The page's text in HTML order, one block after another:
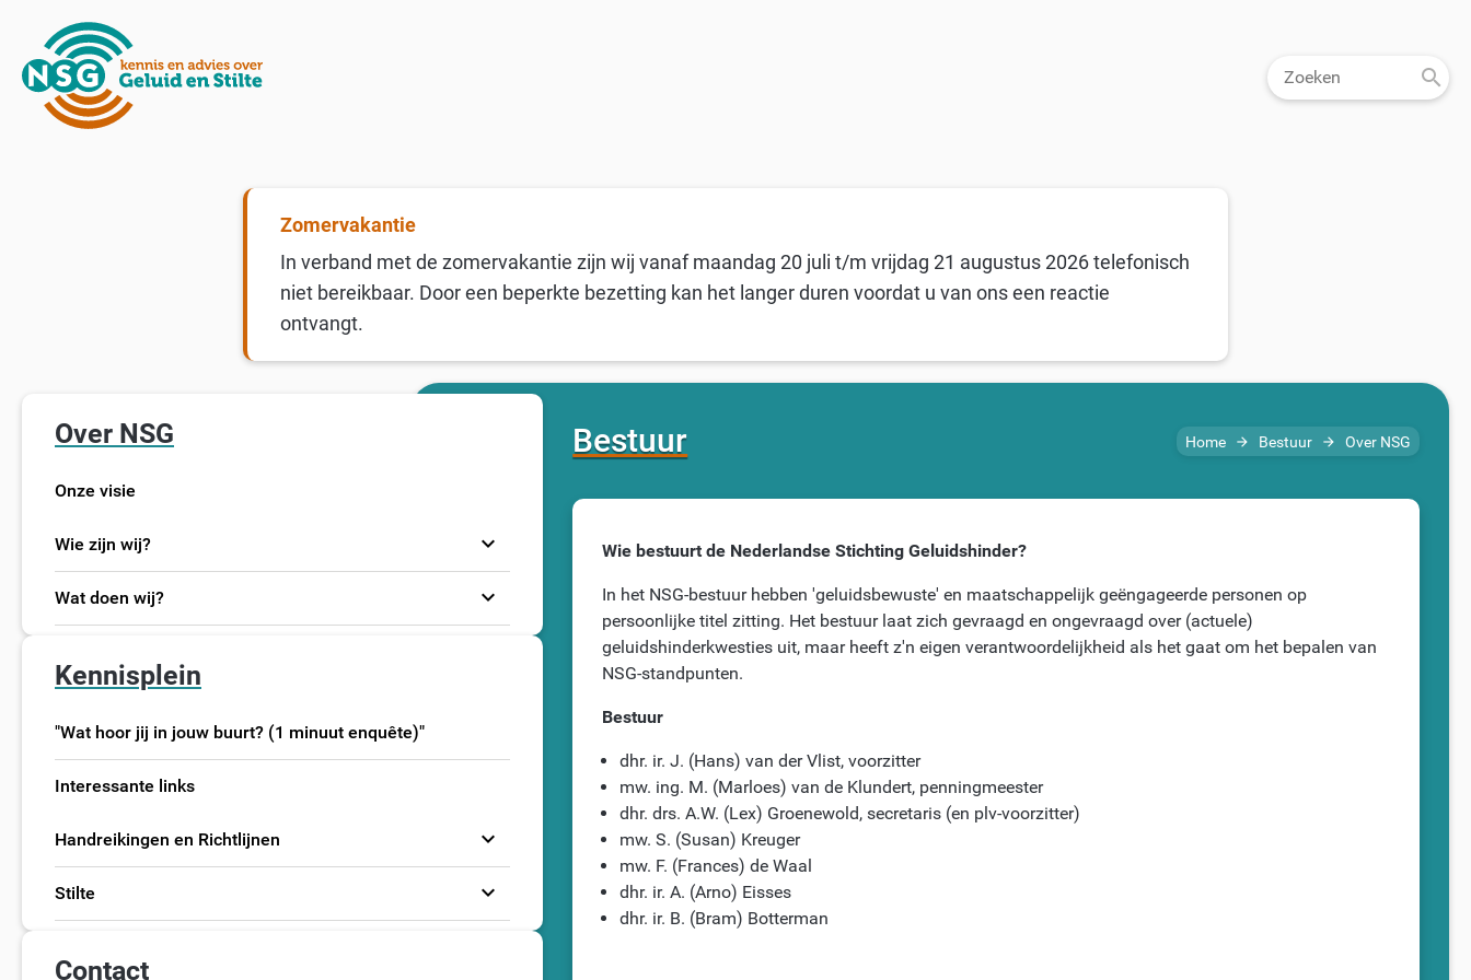
Zomervakantie
In verband met de zomervakantie zijn wij vanaf maandag 20 juli t/m vrijdag 21 augustus 2026 telefonisch
niet bereikbaar. Door een beperkte bezetting kan het langer duren voordat u van ons een reactie
ontvangt.
Over NSG
Onze visie
Wie zijn wij? expand_more
Wat doen wij? expand_more
Kennisplein
"Wat hoor jij in jouw buurt? (1 minuut enquête)"
Interessante links
Handreikingen en Richtlijnen expand_more
Stilte expand_more
Contact
Bestuur Home arrow_forward Bestuur arrow_forward Over NSG
Wie bestuurt de Nederlandse Stichting Geluidshinder?
In het NSG-bestuur hebben 'geluidsbewuste' en maatschappelijk geëngageerde personen op
persoonlijke titel zitting. Het bestuur laat zich gevraagd en ongevraagd over (actuele)
geluidshinderkwesties uit, maar heeft z'n eigen verantwoordelijkheid als het gaat om het bepalen van
NSG-standpunten.
Bestuur
dhr. ir. J. (Hans) van der Vlist, voorzitter
mw. ing. M. (Marloes) van de Klundert, penningmeester
dhr. drs. A.W. (Lex) Groenewold, secretaris (en plv-voorzitter)
mw. S. (Susan) Kreuger
mw. F. (Frances) de Waal
dhr. ir. A. (Arno) Eisses
dhr. ir. B. (Bram) Botterman